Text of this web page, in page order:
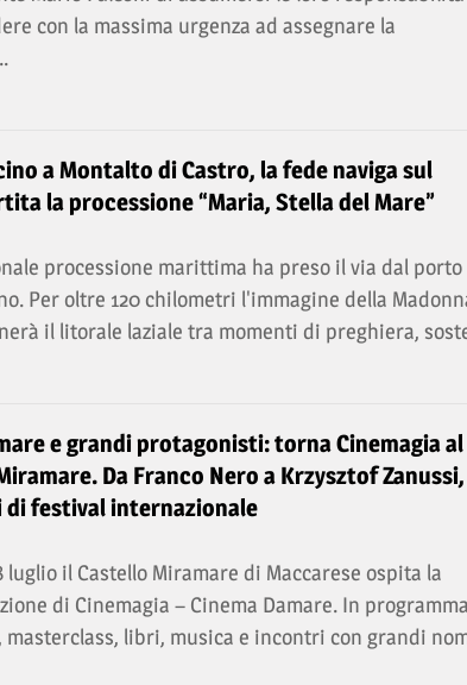
con la massima urgenza ad assegnare la
a Montalto di Castro, la fede naviga sul
la processione “Maria, Stella del Mare”
processione marittima ha preso il via dal porto
Per oltre 120 chilometri l'immagine della
il litorale laziale tra momenti di preghiera,
e grandi protagonisti: torna Cinemagia al
Da Franco Nero a Krzysztof Zanussi,
festival internazionale
luglio il Castello Miramare di Maccarese ospita la
di Cinemagia – Cinema Damare. In programma
masterclass, libri, musica e incontri con grandi